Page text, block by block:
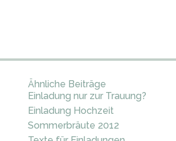
Ähnliche Beiträge
Einladung nur zur Trauung?
Einladung Hochzeit
Sommerbräute 2012